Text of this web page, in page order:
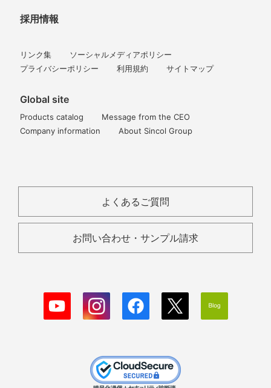
採用情報
リンク集
ソーシャルメディアポリシー
プライバシーポリシー
利用規約 サイトマップ
Global site
Products catalog
Message from the CEO
Company information
About Sincol Group
よくあるご質問
お問い合わせ・サンプル請求